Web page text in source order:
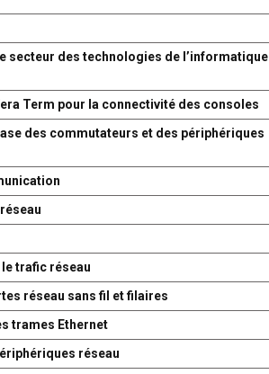
secteur des technologies de l’informatique
Term pour la connectivité des consoles
des commutateurs et des périphériques
trafic réseau
réseau sans fil et filaires
trames Ethernet
réseau